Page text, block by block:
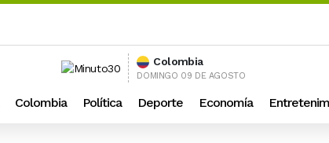
Colombia
DOMINGO 09 DE AGOSTO
Colombia Política Deporte Economía